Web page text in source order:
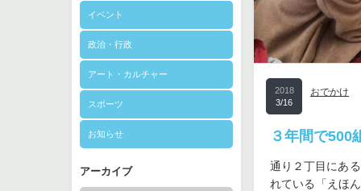
イベント
政治・行政
アート・カルチャー
スポーツ
お知らせ
アーカイブ
2018
3/16
おでかけ
３年間で500
通り２丁目にあ
れている「えほ